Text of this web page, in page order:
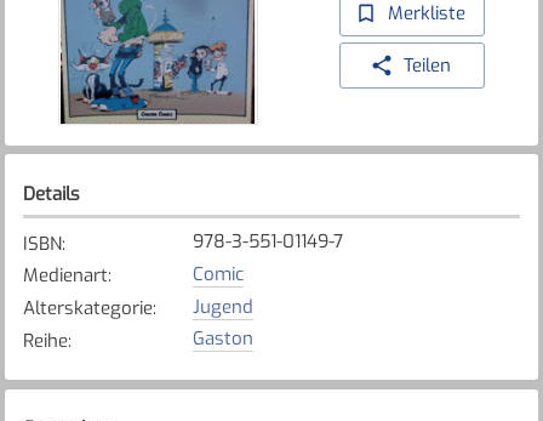
Merkliste
Teilen
Details
ISBN:
978-3-551-01149-7
Medienart:
Comic
Alterskategorie:
Jugend
Reihe: Gaston